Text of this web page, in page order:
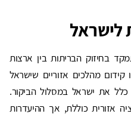
לישראל
בחיזוק הבריתות בין ארצות
קידום מהלכים אזוריים שישראל
את ישראל במסלול הביקור.
אזורית כוללת, אך ההיעדרות